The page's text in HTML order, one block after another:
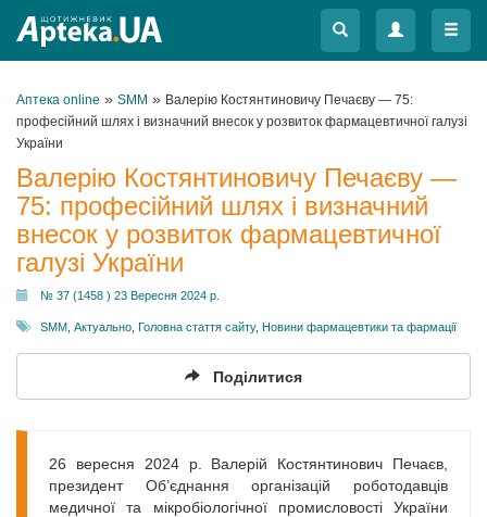
Меню
Меню
Аптека online » SMM » Валерію Костянтиновичу Печаєву — 75:
професійний шлях і визначний внесок у розвиток фармацевтичної галузі
України
Валерію Костянтиновичу Печаєву —
75: професійний шлях і визначний
внесок у розвиток фармацевтичної
галузі України
№ 37 (1458 ) 23 Вересня 2024 р.
SMM Актуально Головна стаття сайту, Новини фармацевтики та фармації
Поділитися
26 вересня 2024 р. Валерій Костянтинович Печаєв,
президент Об’єднання організацій роботодавців
медичної та мікробіо­логічної промисловості України